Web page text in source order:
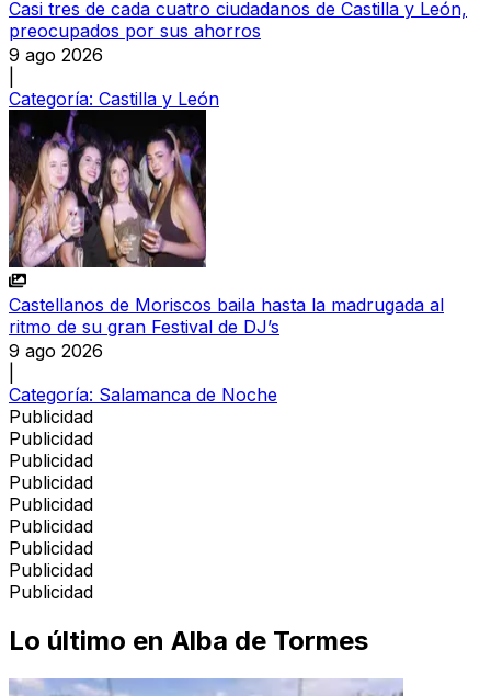
Casi tres de cada cuatro ciudadanos de Castilla y León,
preocupados por sus ahorros
9 ago 2026
Categoría: Castilla y León
Castellanos de Moriscos baila hasta la madrugada al
ritmo de su gran Festival de DJ’s
9 ago 2026
Categoría: Salamanca de Noche
Publicidad
Publicidad
Publicidad
Publicidad
Publicidad
Publicidad
Publicidad
Publicidad
Publicidad
Lo último en Alba de Tormes